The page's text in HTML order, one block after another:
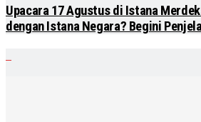
Upacara 17 Agustus di Istana
dengan Istana Negara? Begini